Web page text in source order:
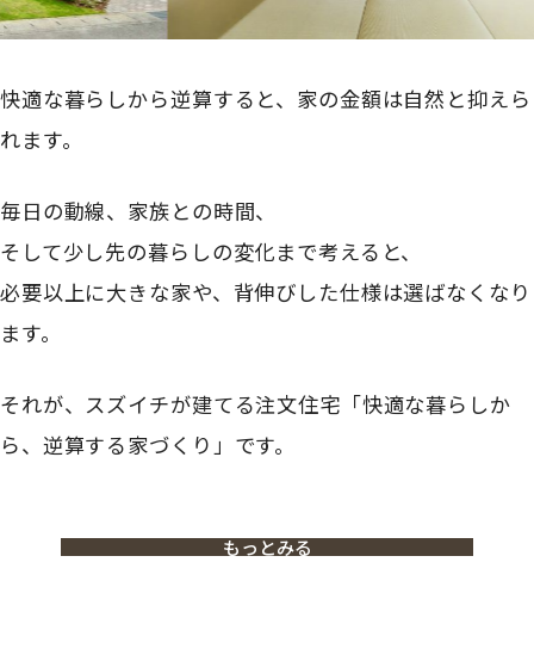
快適な暮らしから逆算すると、家の金額は自然と抑えら
れます。
毎日の動線、家族との時間、
そして少し先の暮らしの変化まで考えると、
必要以上に大きな家や、背伸びした仕様は選ばなくなり
ます。
それが、スズイチが建てる注文住宅「快適な暮らしか
ら、逆算する家づくり」です。
もっとみる